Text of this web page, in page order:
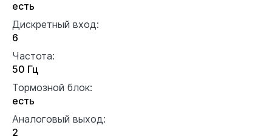
есть
Дискретный вход:
6
Частота:
50 Гц
Тормозной блок:
есть
Аналоговый выход:
2